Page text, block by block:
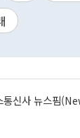
통신사 뉴스핌